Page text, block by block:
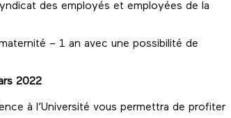
des employés et employées de la
– 1 an avec une possibilité de
2022
à l’Université vous permettra de profiter